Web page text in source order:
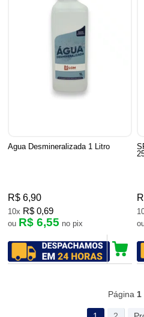
Agua Desmineralizada 1 Litro
R$ 6,90
10x R$ 0,69
ou R$ 6,55 no pix
Página 1